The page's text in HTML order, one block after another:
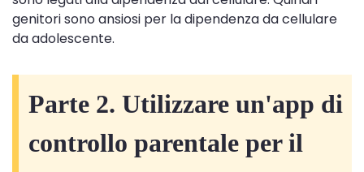
genitori sono ansiosi per la dipendenza da cellulare
da adolescente.
Parte 2. Utilizzare un'app di
controllo parentale per il